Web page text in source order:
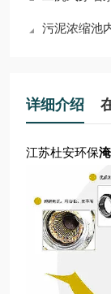
污泥浓缩池
详细介绍
江苏杜安环保